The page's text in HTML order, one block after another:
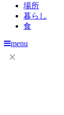
場所
暮らし
食
menu